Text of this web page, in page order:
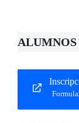
ALUMNOS